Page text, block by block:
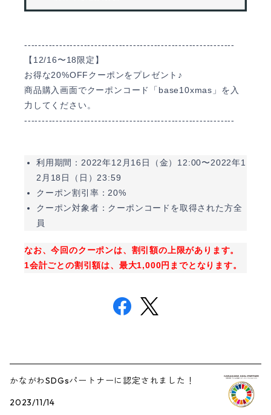
------------------------------------------------------------
【12/16〜18限定】
お得な20%OFFクーポンをプレゼント♪
商品購入画面でクーポンコード「base10xmas」を入
力してください。
------------------------------------------------------------
利用期間：2022年12月16日（金）12:00〜2022年1
2月18日（日）23:59
クーポン割引率：20%
クーポン対象者：クーポンコードを取得された方全
員
なお、今回のクーポンは、割引額の上限があります。
1会計ごとの割引額は、最大1,000円までとなります。
かながわSDGsパートナーに認定されました！
2023/11/14